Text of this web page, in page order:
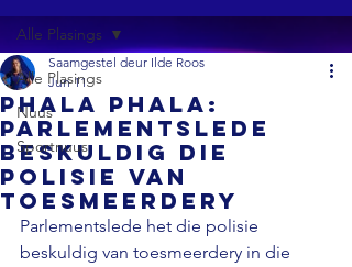
Alle Plasings
Nuus
Sportnuus
Alle Plasings
Phala Phala:
Parlementslede
beskuldig die
polisie van
toesmeerdery
Saamgestel deur Ilde Roos
Jun 11
Parlementslede het die polisie
beskuldig van toesmeerdery in die